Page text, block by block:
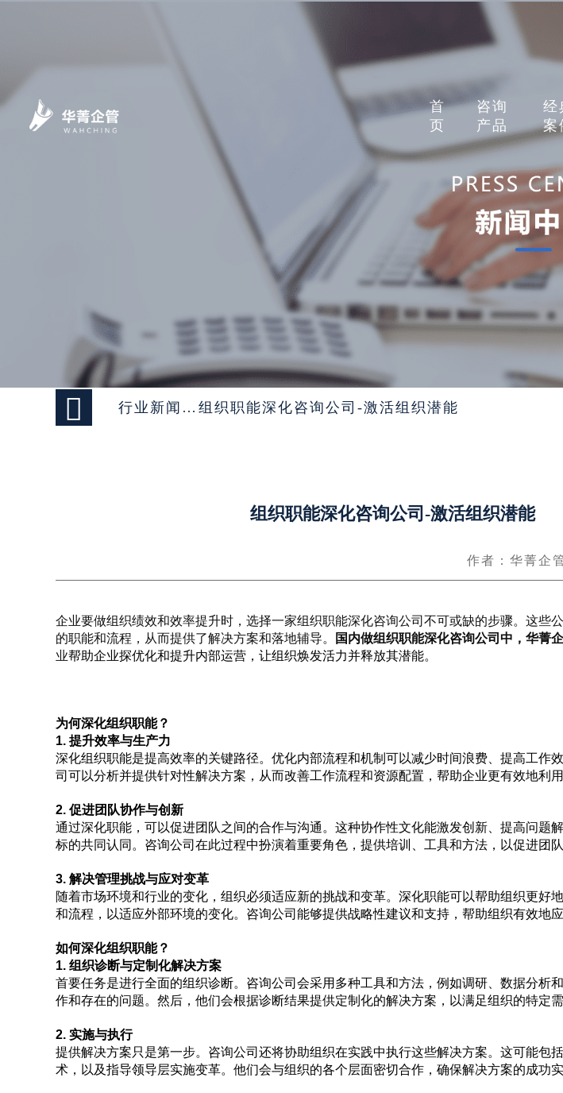
首
页
咨询
产品
经
案
 行业新闻 > 组织职能深化咨询公司-激活组织潜能
组织职能深化咨询公司-激活组织潜能
作者：华菁企
企业要做组织绩效和效率提升时，选择一家组织职能深化咨询公司不可或缺的步骤。这些
的职能和流程，从而提供了解决方案和落地辅导。
国内做组织职能深化咨询公司中，华菁
业帮助企业探优化和提升内部运营，让组织焕发活力并释放其潜能。
为何深化组织职能？
1. 提升效率与生产力
深化组织职能是提高效率的关键路径。优化内部流程和机制可以减少时间浪费、提高工作
司可以分析并提供针对性解决方案，从而改善工作流程和资源配置，帮助企业更有效地利用
2. 促进团队协作与创新
通过深化职能，可以促进团队之间的合作与沟通。这种协作性文化能激发创新、提高问题
标的共同认同。咨询公司在此过程中扮演着重要角色，提供培训、工具和方法，以促进团队
3. 解决管理挑战与应对变革
随着市场环境和行业的变化，组织必须适应新的挑战和变革。深化职能可以帮助组织更好
和流程，以适应外部环境的变化。咨询公司能够提供战略性建议和支持，帮助组织有效地
如何深化组织职能？
1. 组织诊断与定制化解决方案
首要任务是进行全面的组织诊断。咨询公司会采用多种工具和方法，例如调研、数据分析
作和存在的问题。然后，他们会根据诊断结果提供定制化的解决方案，以满足组织的特定需
2. 实施与执行
提供解决方案只是第一步。咨询公司还将协助组织在实践中执行这些解决方案。这可能包
术，以及指导领导层实施变革。他们会与组织的各个层面密切合作，确保解决方案的成功实